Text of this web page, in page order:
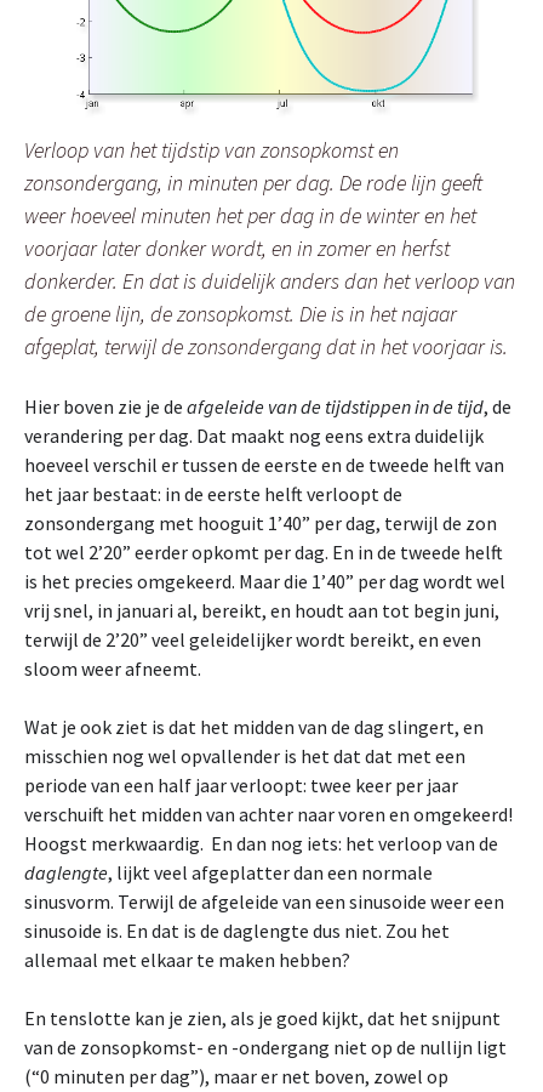
Verloop van het tijdstip van zonsopkomst en
zonsondergang, in minuten per dag. De rode lijn geeft
weer hoeveel minuten het per dag in de winter en het
voorjaar later donker wordt, en in zomer en herfst
donkerder. En dat is duidelijk anders dan het verloop van
de groene lijn, de zonsopkomst. Die is in het najaar
afgeplat, terwijl de zonsondergang dat in het voorjaar is.
Hier boven zie je de afgeleide van de tijdstippen in de tijd, de
verandering per dag. Dat maakt nog eens extra duidelijk
hoeveel verschil er tussen de eerste en de tweede helft van
het jaar bestaat: in de eerste helft verloopt de
zonsondergang met hooguit 1’40” per dag, terwijl de zon
tot wel 2’20” eerder opkomt per dag. En in de tweede helft
is het precies omgekeerd. Maar die 1’40” per dag wordt wel
vrij snel, in januari al, bereikt, en houdt aan tot begin juni,
terwijl de 2’20” veel geleidelijker wordt bereikt, en even
sloom weer afneemt.
Wat je ook ziet is dat het midden van de dag slingert, en
misschien nog wel opvallender is het dat dat met een
periode van een half jaar verloopt: twee keer per jaar
verschuift het midden van achter naar voren en omgekeerd!
Hoogst merkwaardig. En dan nog iets: het verloop van de
daglengte, lijkt veel afgeplatter dan een normale
sinusvorm. Terwijl de afgeleide van een sinusoide weer een
sinusoide is. En dat is de daglengte dus niet. Zou het
allemaal met elkaar te maken hebben?
En tenslotte kan je zien, als je goed kijkt, dat het snijpunt
van de zonsopkomst- en -ondergang niet op de nullijn ligt
(“0 minuten per dag”), maar er net boven, zowel op